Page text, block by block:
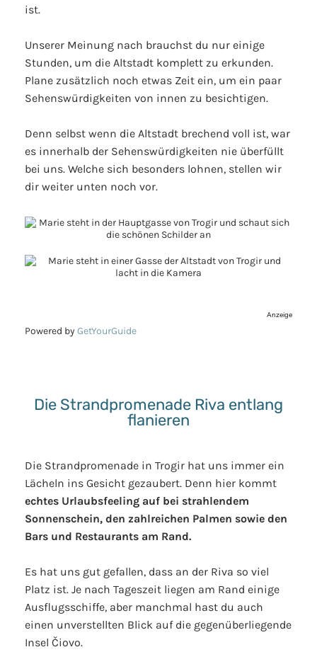
ist.
Unserer Meinung nach brauchst du nur einige
Stunden, um die Altstadt komplett zu erkunden.
Plane zusätzlich noch etwas Zeit ein, um ein paar
Sehenswürdigkeiten von innen zu besichtigen.
Denn selbst wenn die Altstadt brechend voll ist, war
es innerhalb der Sehenswürdigkeiten nie überfüllt
bei uns. Welche sich besonders lohnen, stellen wir
dir weiter unten noch vor.
Anzeige
Powered by GetYourGuide
Die Strandpromenade Riva entlang
flanieren
Die Strandpromenade in Trogir hat uns immer ein
Lächeln ins Gesicht gezaubert. Denn hier kommt
echtes Urlaubsfeeling auf bei strahlendem
Sonnenschein, den zahlreichen Palmen sowie den
Bars und Restaurants am Rand.
Es hat uns gut gefallen, dass an der Riva so viel
Platz ist. Je nach Tageszeit liegen am Rand einige
Ausflugsschiffe, aber manchmal hast du auch
einen unverstellten Blick auf die gegenüberliegende
Insel Čiovo.